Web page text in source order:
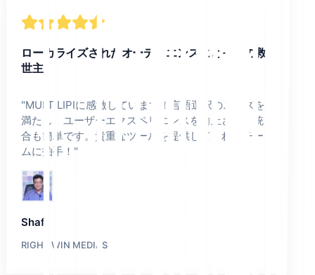
ローカライズされたオーディエンスにとっての救
世主
"MULTILIPIに感激しています！言語選択のニーズを
満たし、ユーザーエクスペリエンスを向上させ、統
合も簡単です。貴重なツールを提供してくれたチー
ムに拍手！ "
Shafi
RIGHT WIN MEDIAS